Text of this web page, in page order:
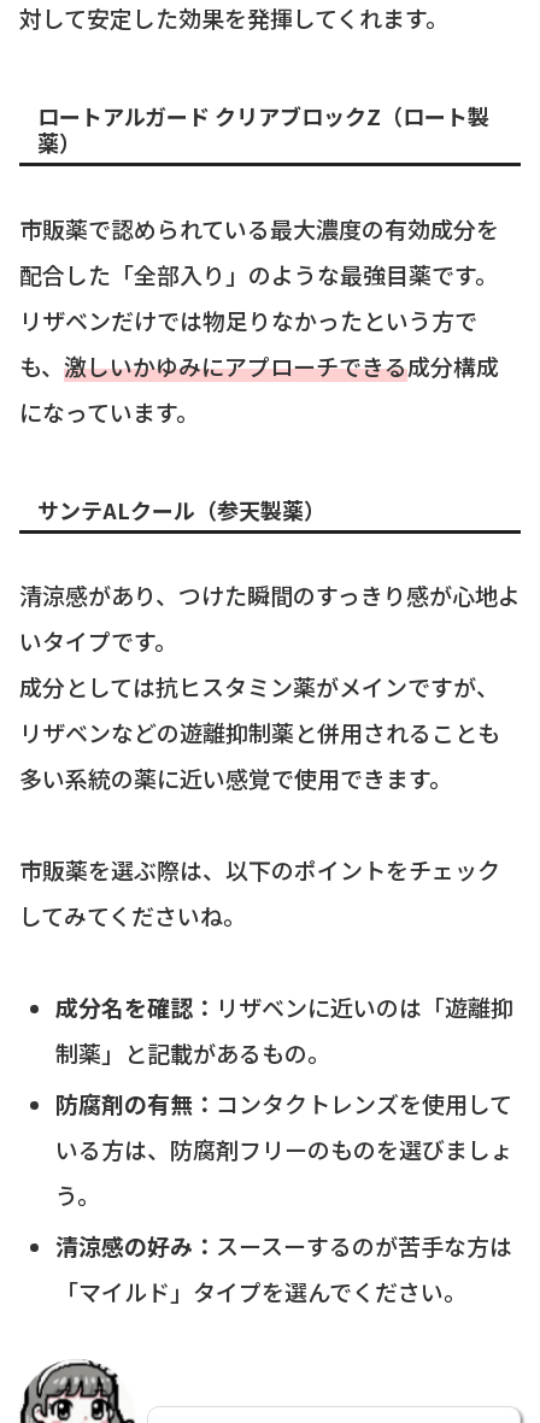
対して安定した効果を発揮してくれます。
ロートアルガード クリアブロックZ（ロート製
薬）
市販薬で認められている最大濃度の有効成分を
配合した「全部入り」のような最強目薬です。
リザベンだけでは物足りなかったという方で
も、 激しいかゆみにアプローチできる成分構成
になっています。
サンテALクール（参天製薬）
清涼感があり、つけた瞬間のすっきり感が心地よ
いタイプです。
成分としては抗ヒスタミン薬がメインですが、
リザベンなどの遊離抑制薬と併用されることも
多い系統の薬に近い感覚で使用できます。
市販薬を選ぶ際は、以下のポイントをチェック
してみてくださいね。
成分名を確認： リザベンに近いのは「遊離抑
制薬」と記載があるもの。
防腐剤の有無： コンタクトレンズを使用して
いる方は、防腐剤フリーのものを選びましょ
う。
清涼感の好み： スースーするのが苦手な方は
「マイルド」タイプを選んでください。